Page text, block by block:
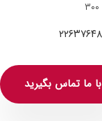
با ما تماس بگیرید